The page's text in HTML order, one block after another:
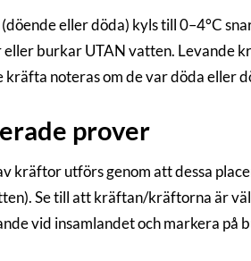
eller döda) kyls till 0–4°C
eller burkar UTAN vatten. Levande
kräfta noteras om de var döda eller
prover
kräftor utförs genom att dessa
Se till att kräftan/kräftorna är
vid insamlandet och markera på